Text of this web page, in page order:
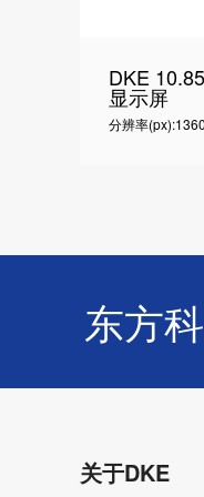
DKE
显示屏
分辨率
东方
关于DKE